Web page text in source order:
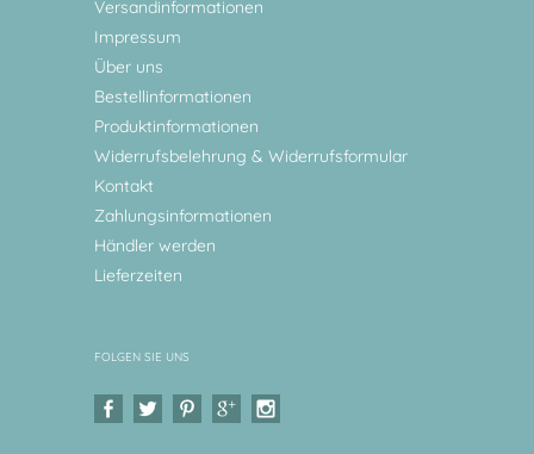
Versandinformationen
Impressum
Über uns
Bestellinformationen
Produktinformationen
Widerrufsbelehrung & Widerrufsformular
Kontakt
Zahlungsinformationen
Händler werden
Lieferzeiten
FOLGEN SIE UNS